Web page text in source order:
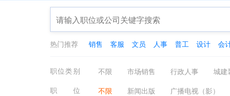
热门推荐 销售 客服 文员 人事 普工 设计 会
职位类别 不限 市场销售 行政人事 城建
工厂工业
酒店餐饮 金融保险
职位
不限 新闻出版 广播电视（影）